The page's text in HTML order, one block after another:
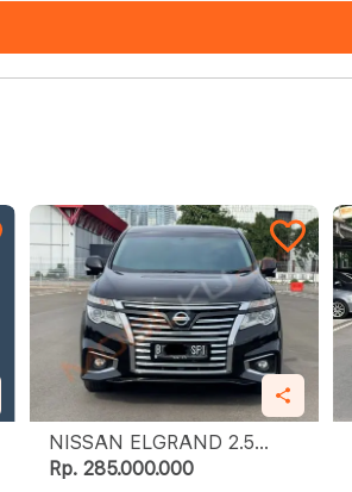
NISSAN ELGRAND 2.5
HIGHWAY STAR
Rp. 285.000.000